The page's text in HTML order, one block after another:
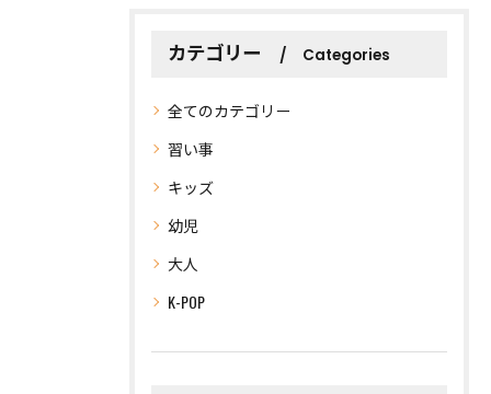
カテゴリー Categories
全てのカテゴリー
習い事
キッズ
幼児
大人
K-POP